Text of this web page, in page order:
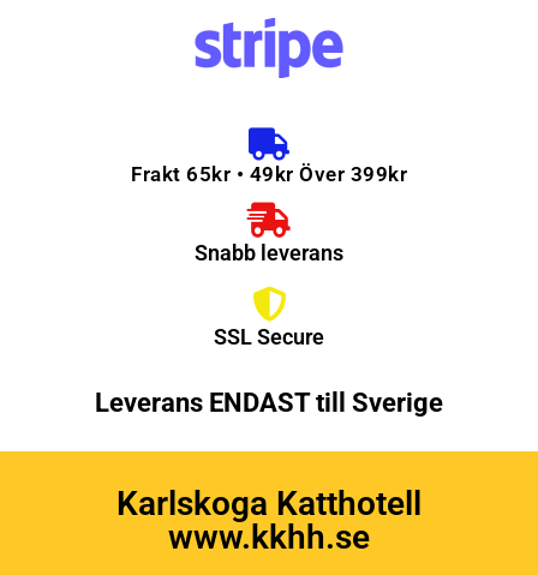
Frakt 65kr • 49kr Över 399kr
Snabb leverans
SSL Secure
Leverans ENDAST till Sverige
Karlskoga Katthotell
www.kkhh.se